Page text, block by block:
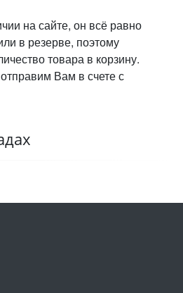
на сайте, он всё равно
в резерве, поэтому
товара в корзину.
Вам в счете с